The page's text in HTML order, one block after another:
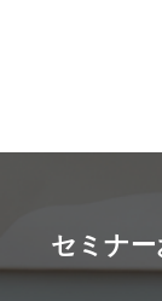
セミナ